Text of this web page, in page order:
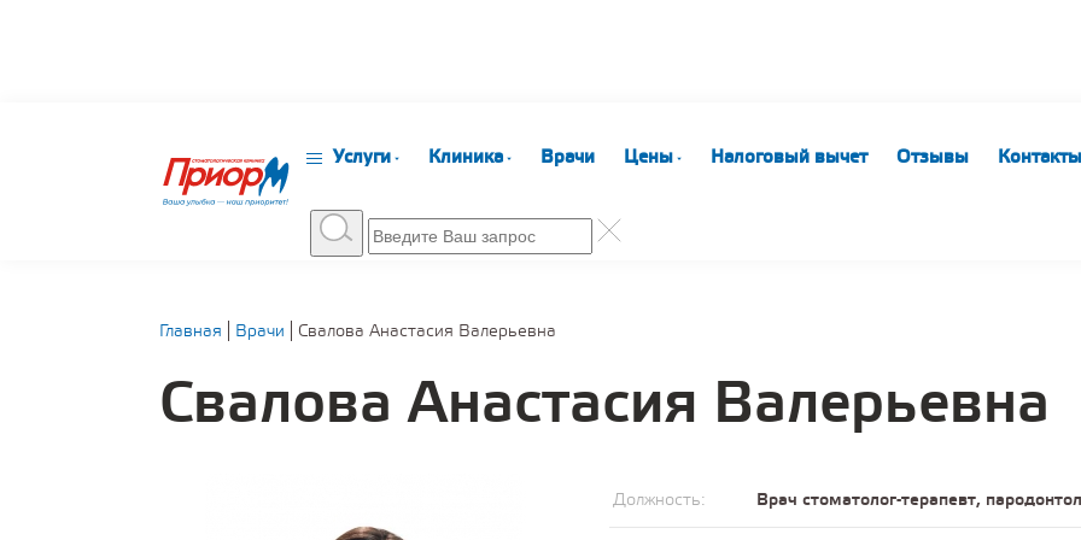
Услуги Клиника Врачи Цены Налоговый вычет Отзывы Контакты
Главная Врачи Свалова Анастасия Валерьевна
Свалова Анастасия Валерьевна
Должность: Врач стоматолог-терапевт,